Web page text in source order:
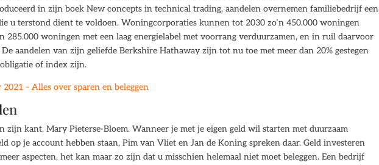
in zijn boek New concepts in technical trading, aandelen overnemen familiebedrijf een
u terstond dient te voldoen. Woningcorporaties kunnen tot 2030 zo’n 450.000 woningen
285.000 woningen met een laag energielabel met voorrang verduurzamen, en in ruil daarvoor
aandelen van zijn geliefde Berkshire Hathaway zijn tot nu toe met meer dan 20% gestegen
of index zijn.
– Alles over sparen en beleggen
zijn kant, Mary Pieterse-Bloem. Wanneer je met je eigen geld wil starten met duurzaam
op je account hebben staan, Pim van Vliet en Jan de Koning spreken daar. Geld investeren
aspecten, het kan maar zo zijn dat u misschien helemaal niet moet beleggen. Een bedrijf